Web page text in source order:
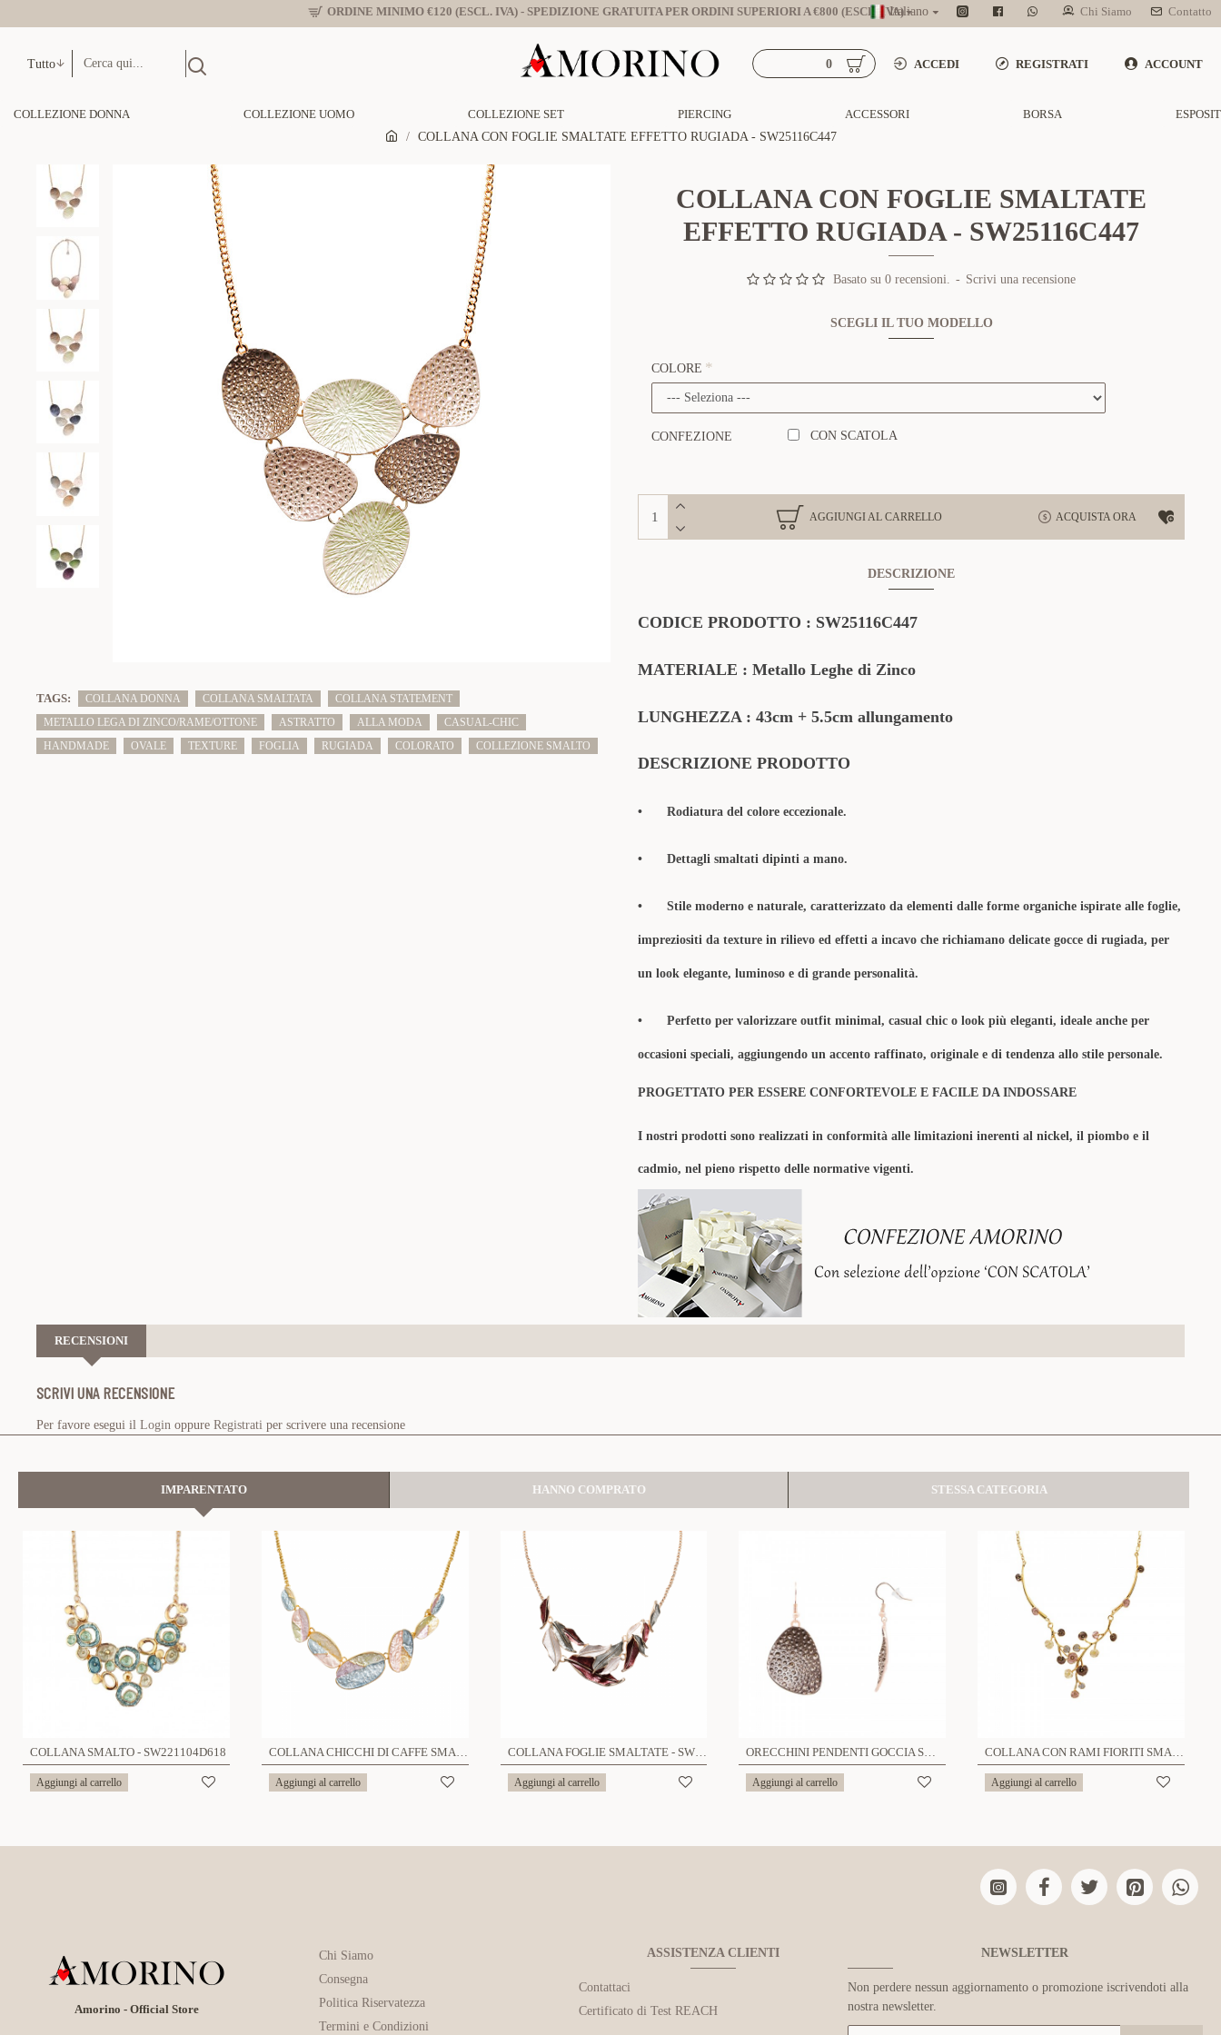
ORDINE MINIMO €120 (ESCL. IVA) - SPEDIZIONE GRATUITA PER ORDINI SUPERIORI A €800 (ESCL. IVA)Italiano Chi Siamo Contatto
Tutto ACCEDI REGISTRATI ACCOUNT
0
COLLEZIONE DONNA COLLEZIONE UOMO COLLEZIONE SET PIERCING ACCESSORI BORSA
COLLANA CON FOGLIE SMALTATE EFFETTO RUGIADA - SW25116C447
TAGS: COLLANA DONNA COLLANA SMALTATA
COLLANA STATEMENT
METALLO LEGA DI ZINCO/RAME/OTTONE
ASTRATTO ALLA MODA
CASUAL-CHIC
HANDMADE
OVALE TEXTURE FOGLIA RUGIADA COLORATO COLLEZIONE SMALTO
COLLANA CON FOGLIE SMALTATE
EFFETTO RUGIADA - SW25116C447
Basato su 0 recensioni. - Scrivi una recensione
SCEGLI IL TUO MODELLO
COLORE
CONFEZIONE CON SCATOLA
AGGIUNGI AL CARRELLO ACQUISTA ORA
DESCRIZIONE
CODICE PRODOTTO : SW25116C447
MATERIALE : Metallo Leghe di Zinco
LUNGHEZZA : 43cm + 5.5cm allungamento
DESCRIZIONE PRODOTTO
• Rodiatura del colore eccezionale.
• Dettagli smaltati dipinti a mano.
• Stile moderno e naturale, caratterizzato da elementi dalle forme organiche ispirate alle foglie,
impreziositi da texture in rilievo ed effetti a incavo che richiamano delicate gocce di rugiada, per
un look elegante, luminoso e di grande personalità.
• Perfetto per valorizzare outfit minimal, casual chic o look più eleganti, ideale anche per
occasioni speciali, aggiungendo un accento raffinato, originale e di tendenza allo stile personale.
PROGETTATO PER ESSERE CONFORTEVOLE E FACILE DA INDOSSARE
I nostri prodotti sono realizzati in conformità alle limitazioni inerenti al nickel, il piombo e il
cadmio, nel pieno rispetto delle normative vigenti.
RECENSIONI
SCRIVI UNA RECENSIONE
Per favore esegui il Login oppure Registrati per scrivere una recensione
IMPARENTATO HANNO COMPRATO STESSA CATEGORIA
COLLANA SMALTO - SW221104D618
Aggiungi al carrello
COLLANA CHICCHI DI CAFFE SMALTATO - SW24864A144
Aggiungi al carrello
COLLANA FOGLIE SMALTATE - SW24112A823
Aggiungi al carrello
ORECCHINI PENDENTI GOCCIA SMALTATA EFFETTO MARTELLATO - SW2528C544
Aggiungi al carrello
COLLANA CON RAMI FIORITI SMALTATI E STRASS - SW25112C422
Aggiungi al carrello
Amorino - Official Store
Chi Siamo
Consegna
Politica Riservatezza
Termini e Condizioni
ASSISTENZA CLIENTI
Contattaci
Certificato di Test REACH
NEWSLETTER
Non perdere nessun aggiornamento o promozione iscrivendoti alla
nostra newsletter.